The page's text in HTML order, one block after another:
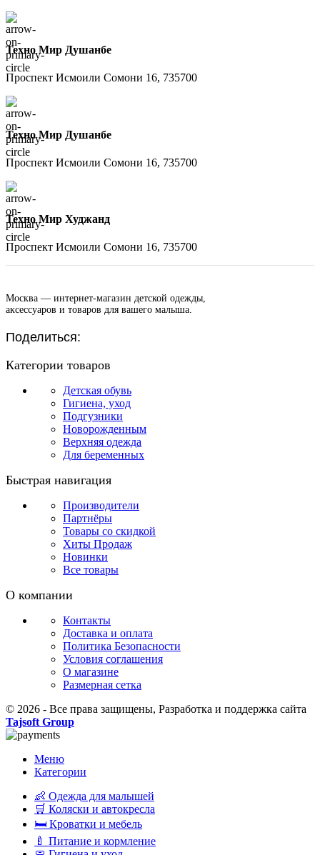
Техно Мир Душанбе
Проспект Исмоили Сомони 16, 735700
Техно Мир Душанбе
Проспект Исмоили Сомони 16, 735700
Техно Мир Худжанд
Проспект Исмоили Сомони 16, 735700
Москва — интернет-магазин детской одежды,
аксессуаров и товаров для вашего малыша.
Поделиться:
Категории товаров
Детская обувь
Гигиена, уход
Подгузники
Новорожденным
Верхняя одежда
Для беременных
Быстрая навигация
Производители
Партнёры
Товары со скидкой
Хиты Продаж
Новинки
Все товары
О компании
Контакты
Доставка и оплата
Политика Безопасности
Условия соглашения
О магазине
Размерная сетка
© 2026 - Все права защищены, Разработка и поддержка сайта
Tajsoft Group
Меню
Категории
👶 Одежда для малышей
🛒 Коляски и автокресла
🛏 Кроватки и мебель
🍼 Питание и кормление